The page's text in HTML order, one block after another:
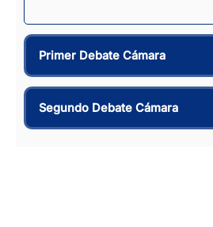
Primer Debate Cámara
Segundo Debate Cámara